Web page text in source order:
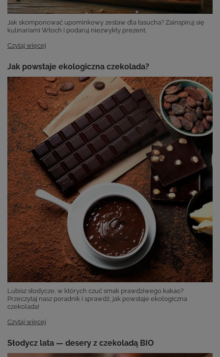
Jak skomponować upominkowy zestaw dla łasucha? Zainspiruj się
kulinariami Włoch i podaruj niezwykły prezent.
Czytaj więcej
Jak powstaje ekologiczna czekolada?
Lubisz słodycze, w których czuć smak prawdziwego kakao?
Przeczytaj nasz poradnik i sprawdź, jak powstaje ekologiczna
czekolada!
Czytaj więcej
Słodycz lata — desery z czekoladą BIO